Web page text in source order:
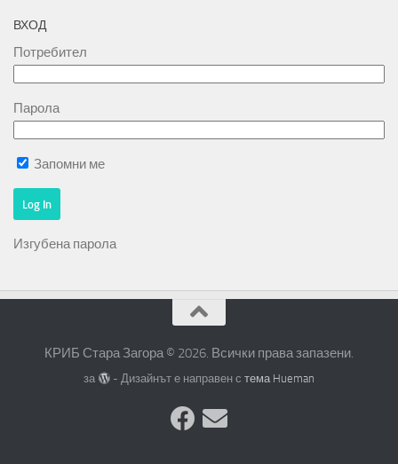
ВХОД
Потребител
Парола
Запомни ме
Изгубена парола
КРИБ Стара Загора © 2026. Всички права запазени.
за - Дизайнът е направен с тема Hueman